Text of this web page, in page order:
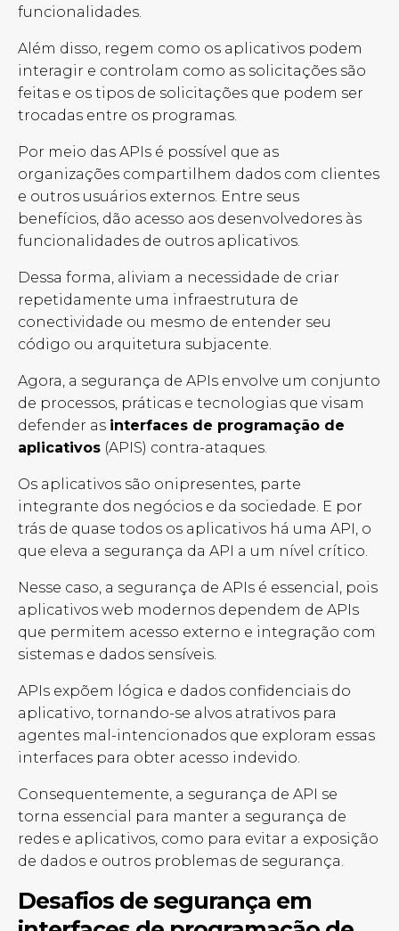
funcionalidades.
Além disso, regem como os aplicativos podem
interagir e controlam como as solicitações são
feitas e os tipos de solicitações que podem ser
trocadas entre os programas.
Por meio das APIs é possível que as
organizações compartilhem dados com clientes
e outros usuários externos. Entre seus
benefícios, dão acesso aos desenvolvedores às
funcionalidades de outros aplicativos.
Dessa forma, aliviam a necessidade de criar
repetidamente uma infraestrutura de
conectividade ou mesmo de entender seu
código ou arquitetura subjacente.
Agora, a segurança de APIs envolve um conjunto
de processos, práticas e tecnologias que visam
defender as interfaces de programação de
aplicativos (APIS) contra-ataques.
Os aplicativos são onipresentes, parte
integrante dos negócios e da sociedade. E por
trás de quase todos os aplicativos há uma API, o
que eleva a segurança da API a um nível crítico.
Nesse caso, a segurança de APIs é essencial, pois
aplicativos web modernos dependem de APIs
que permitem acesso externo e integração com
sistemas e dados sensíveis.
APIs expõem lógica e dados confidenciais do
aplicativo, tornando-se alvos atrativos para
agentes mal-intencionados que exploram essas
interfaces para obter acesso indevido.
Consequentemente, a segurança de API se
torna essencial para manter a segurança de
redes e aplicativos, como para evitar a exposição
de dados e outros problemas de segurança.
Desafios de segurança em